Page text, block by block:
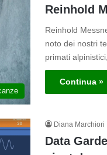
Reinhold
Reinhold
noto dei nostri
primati
Continua »
Diana Marchiori
Data